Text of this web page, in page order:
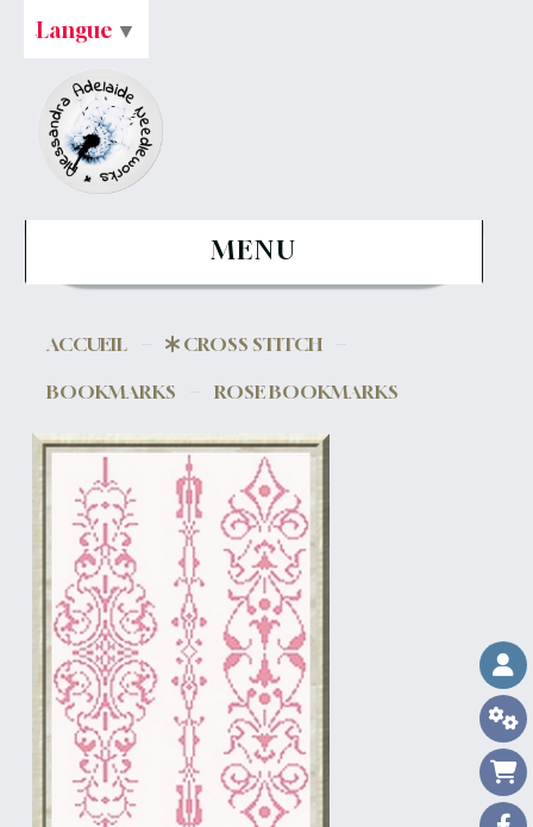
MENU
ACCUEIL
CROSS STITCH
BOOKMARKS
ROSE BOOKMARKS
Langue ▼